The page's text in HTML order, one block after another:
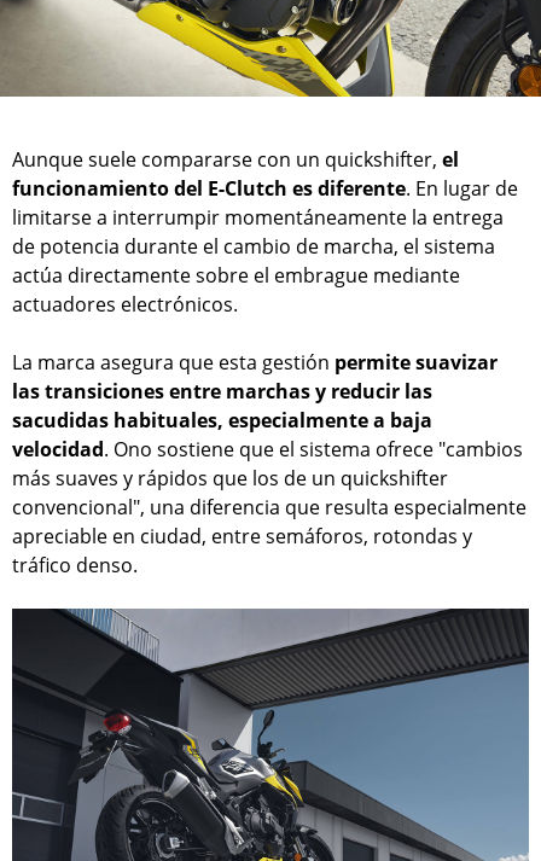
Aunque suele compararse con un quickshifter, el
funcionamiento del E-Clutch es diferente. En lugar de
limitarse a interrumpir momentáneamente la entrega
de potencia durante el cambio de marcha, el sistema
actúa directamente sobre el embrague mediante
actuadores electrónicos.
La marca asegura que esta gestión permite suavizar
las transiciones entre marchas y reducir las
sacudidas habituales, especialmente a baja
velocidad. Ono sostiene que el sistema ofrece "cambios
más suaves y rápidos que los de un quickshifter
convencional", una diferencia que resulta especialmente
apreciable en ciudad, entre semáforos, rotondas y
tráfico denso.